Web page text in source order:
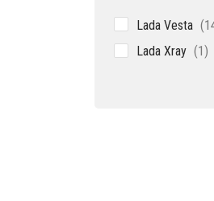
Lada Vesta
Lada Xray 11